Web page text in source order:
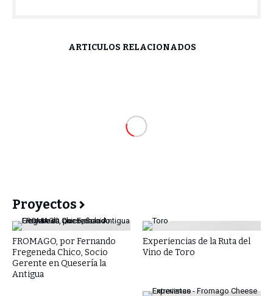
ARTÍCULOS RELACIONADOS
Proyectos
FROMAGO, por Fernando
Fregeneda Chico, Socio
Gerente en Quesería la
Antigua
Experiencias de la Ruta del
Vino de Toro